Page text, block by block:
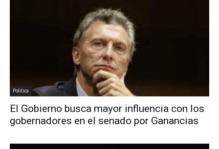
Politica
El Gobierno busca mayor influencia con los
gobernadores en el senado por Ganancias